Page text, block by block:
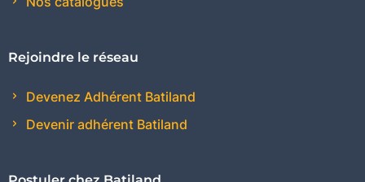
Rejoindre le réseau
Devenez Adhérent Batiland
Devenir adhérent Batiland